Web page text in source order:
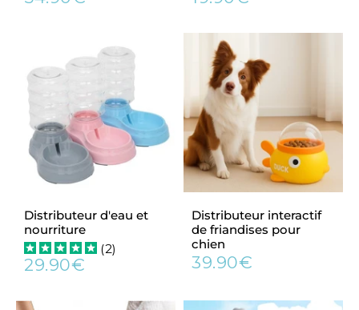
Distributeur d'eau et
nourriture
(2)
Prix
29.90€
Distributeur interactif
de friandises pour
chien
Prix
39.90€